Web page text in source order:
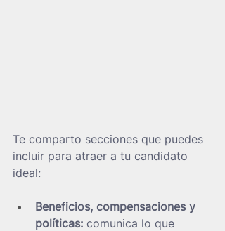
Te comparto secciones que puedes
incluir para atraer a tu candidato
ideal:
Beneficios, compensaciones y
políticas: comunica lo que